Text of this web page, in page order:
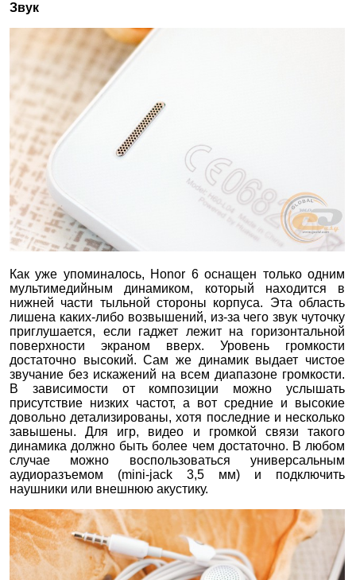
Звук
Как уже упоминалось, Honor 6 оснащен только одним
мультимедийным динамиком, который находится в
нижней части тыльной стороны корпуса. Эта область
лишена каких-либо возвышений, из-за чего звук чуточку
приглушается, если гаджет лежит на горизонтальной
поверхности экраном вверх. Уровень громкости
достаточно высокий. Сам же динамик выдает чистое
звучание без искажений на всем диапазоне громкости.
В зависимости от композиции можно услышать
присутствие низких частот, а вот средние и высокие
довольно детализированы, хотя последние и несколько
завышены. Для игр, видео и громкой связи такого
динамика должно быть более чем достаточно. В любом
случае можно воспользоваться универсальным
аудиоразъемом (mini-jack 3,5 мм) и подключить
наушники или внешнюю акустику.